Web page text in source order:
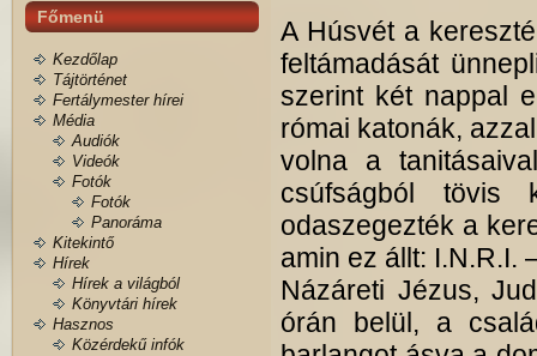
Főmenü
Kezdőlap
Tájtörténet
Fertálymester hírei
Média
Audiók
Videók
Fotók
Fotók
Panoráma
Kitekintő
Hírek
Hírek a világból
Könyvtári hírek
Hasznos
Közérdekű infók
A Húsvét a
feltámadását
szerint két nappal
római katonák,
volna a
csúfságból tövis
odaszegezték a
amin ez állt: I.N.R.I.
Názáreti Jézus,
órán belül, a